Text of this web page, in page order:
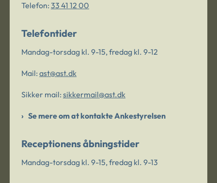
Telefon: 33 41 12 00
Telefontider
Mandag-torsdag kl. 9-15, fredag kl. 9-12
Mail: ast@ast.dk
Sikker mail: sikkermail@ast.dk
Se mere om at kontakte Ankestyrelsen
Receptionens åbningstider
Mandag-torsdag kl. 9-15, fredag kl. 9-13